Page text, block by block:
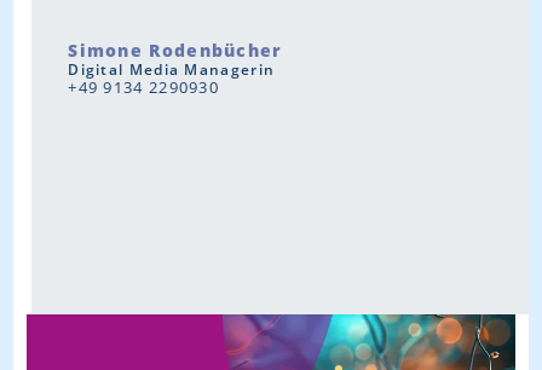
Simone Rodenbücher
Digital Media Managerin
+49 9134 2290930